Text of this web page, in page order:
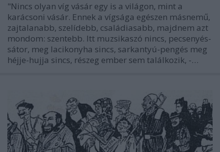
"Nincs olyan víg vásár egy is a világon, mint a
karácsoni vásár. Ennek a vígsága egészen másnemű,
zajtalanabb, szelídebb, családiasabb, majdnem azt
mondom: szentebb. Itt muzsikaszó nincs, pecsenyés-
sátor, meg lacikonyha sincs, sarkantyú-pengés meg
héjje-hujja sincs, részeg ember sem találkozik, -…